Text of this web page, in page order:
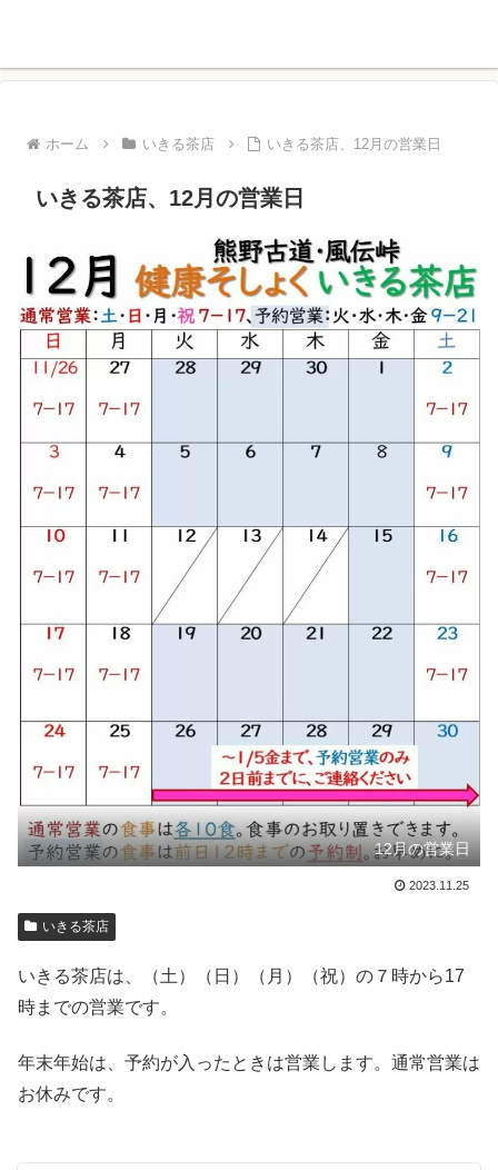
ホーム いきる茶店 いきる茶店、12月の営業日
いきる茶店、12月の営業日
12月の営業日
2023.11.25
いきる茶店
いきる茶店は、（土）（日）（月）（祝）の７時から17
時までの営業です。
年末年始は、予約が入ったときは営業します。通常営業は
お休みです。